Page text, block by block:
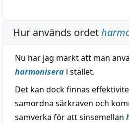
Hur används ordet
Nu har jag märkt att man
harmonisera i stället.
Det kan dock finnas
samordna särkraven och
samverka för att sinsemellan